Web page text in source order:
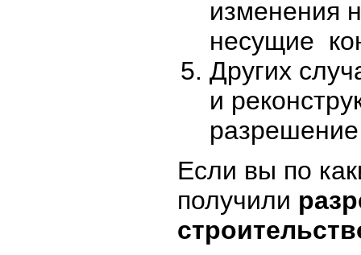
изменения
несущие
Других
и
Если вы по
получили